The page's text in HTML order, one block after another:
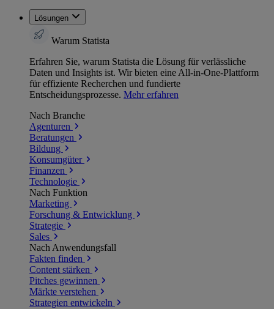
Lösungen
Warum Statista
Erfahren Sie, warum Statista die Lösung für verlässliche
Daten und Insights ist. Wir bieten eine All-in-One-Plattform
für effiziente Recherchen und fundierte
Entscheidungsprozesse. Mehr erfahren
Nach Branche
Agenturen
Beratungen
Bildung
Konsumgüter
Finanzen
Technologie
Nach Funktion
Marketing
Forschung & Entwicklung
Strategie
Sales
Nach Anwendungsfall
Fakten finden
Content stärken
Pitches gewinnen
Märkte verstehen
Strategien entwickeln